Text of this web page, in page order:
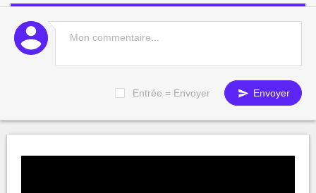
Entrée = Envoyer Envoyer